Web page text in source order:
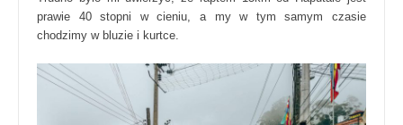
prawie 40 stopni w cieniu, a my w tym samym czasie
chodzimy w bluzie i kurtce.